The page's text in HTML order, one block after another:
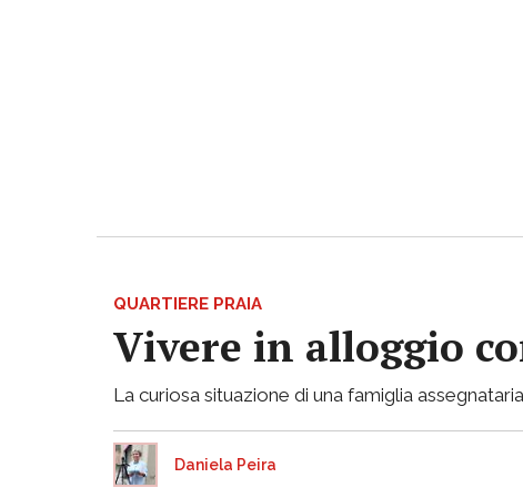
QUARTIERE PRAIA
Vivere in alloggio
La curiosa situazione di una famiglia
Daniela Peira